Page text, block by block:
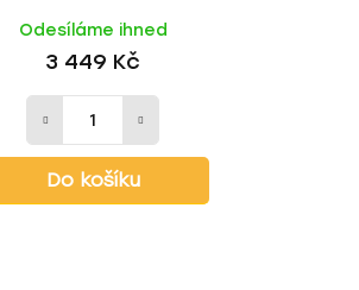
Odesíláme ihned
3 449 Kč
Do košíku